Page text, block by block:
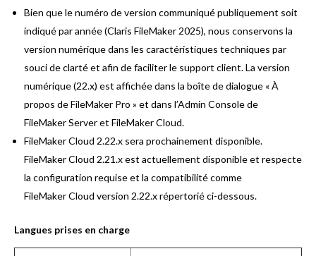
Bien que le numéro de version communiqué publiquement soit
indiqué par année (Claris FileMaker 2025), nous conservons la
version numérique dans les caractéristiques techniques par
souci de clarté et afin de faciliter le support client. La version
numérique (22.x) est affichée dans la boîte de dialogue « À
propos de FileMaker Pro » et dans l’Admin Console de
FileMaker Server et FileMaker Cloud.
FileMaker Cloud 2.22.x sera prochainement disponible.
FileMaker Cloud 2.21.x est actuellement disponible et respecte
la configuration requise et la compatibilité comme
FileMaker Cloud version 2.22.x répertorié ci-dessous.
Langues prises en charge